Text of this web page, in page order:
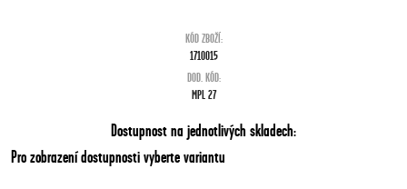
KÓD ZBOŽÍ:
1710015
DOD. KÓD:
MPL 27
Dostupnost na jednotlivých skladech:
Pro zobrazení dostupnosti vyberte variantu